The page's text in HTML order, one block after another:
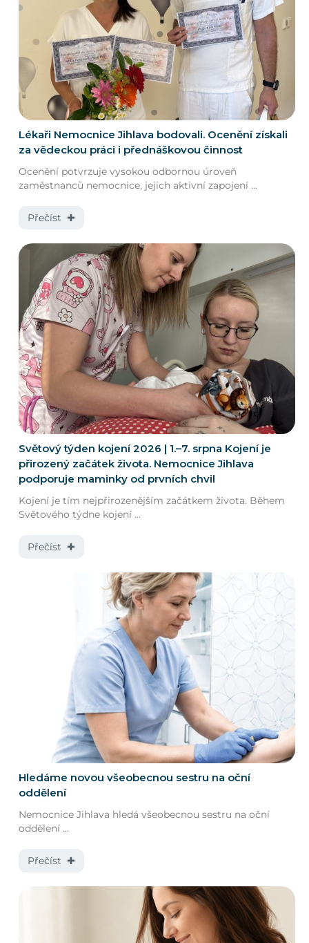
Lékaři Nemocnice Jihlava bodovali. Ocenění získali
za vědeckou práci i přednáškovou činnost
Ocenění potvrzuje vysokou odbornou úroveň
zaměstnanců nemocnice, jejich aktivní zapojení ...
Přečíst ✚
Světový týden kojení 2026 | 1.–7. srpna Kojení je
přirozený začátek života. Nemocnice Jihlava
podporuje maminky od prvních chvil
Kojení je tím nejpřirozenějším začátkem života. Během
Světového týdne kojení ...
Přečíst ✚
Hledáme novou všeobecnou sestru na oční
oddělení
Nemocnice Jihlava hledá všeobecnou sestru na oční
oddělení ...
Přečíst ✚